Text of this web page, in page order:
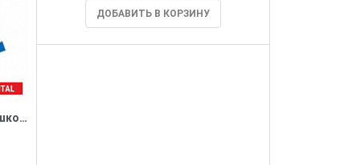
Приобщение детей старшего дошкольного возраста к культурному наследию Санкт-Петербурга. 6-7 лет
ДОБАВИТЬ В КОРЗИНУ